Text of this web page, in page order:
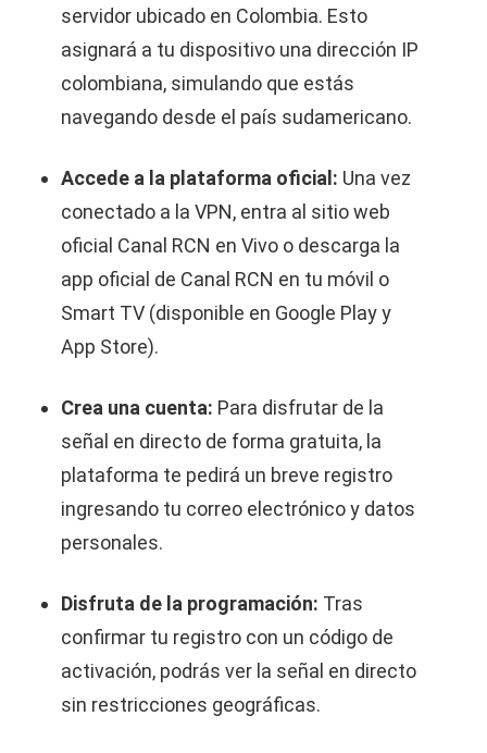
servidor ubicado en Colombia. Esto
asignará a tu dispositivo una dirección IP
colombiana, simulando que estás
navegando desde el país sudamericano.
Accede a la plataforma oficial: Una vez
conectado a la VPN, entra al sitio web
oficial Canal RCN en Vivo o descarga la
app oficial de Canal RCN en tu móvil o
Smart TV (disponible en Google Play y
App Store).
Crea una cuenta: Para disfrutar de la
señal en directo de forma gratuita, la
plataforma te pedirá un breve registro
ingresando tu correo electrónico y datos
personales.
Disfruta de la programación: Tras
confirmar tu registro con un código de
activación, podrás ver la señal en directo
sin restricciones geográficas.